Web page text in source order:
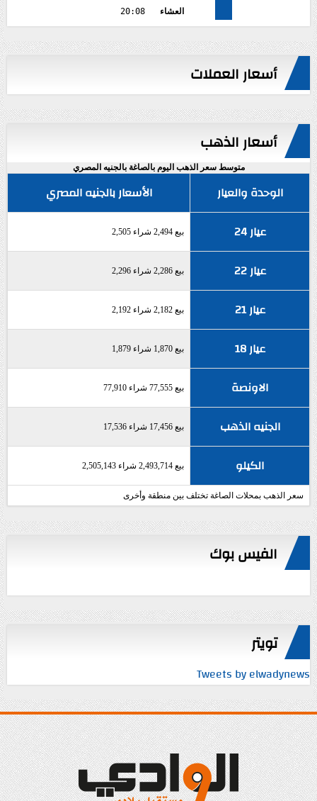
العشاء
20:08
أسعار العملات
أسعار الذهب
متوسط سعر الذهب اليوم بالصاغة بالجنيه المصري
الوحدة والعيار
الأسعار بالجنيه المصري
عيار 24
بيع 2,494 شراء 2,505
عيار 22 بيع 2,286 شراء 2,296
عيار 21 بيع 2,182 شراء 2,192
عيار 18 بيع 1,870 شراء 1,879
الاونصة بيع 77,555 شراء 77,910
الجنيه الذهب بيع 17,456 شراء 17,536
الكيلو بيع 2,493,714 شراء 2,505,143
سعر الذهب بمحلات الصاغة تختلف بين منطقة وأخرى
الفيس بوك
تويتر
Tweets by elwadynews